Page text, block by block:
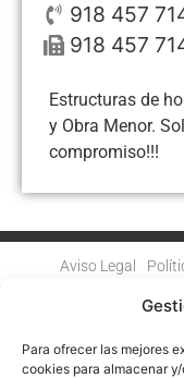
Para ofrecer las mejores
cookies para almacenar
918 457
918 457
Estructuras de
y Obra Menor.
compromiso!!!
Aviso Legal
FINANCIADO POR LA
MECANISMO